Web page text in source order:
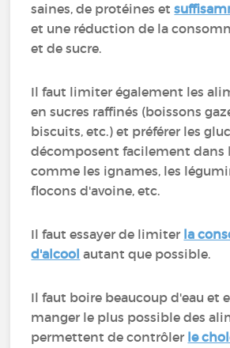
saines, de protéines et
et une réduction de la
et de sucre.
Il faut limiter également les
en sucres raffinés (boissons
biscuits, etc.) et préférer les
décomposent facilement dans
comme les ignames, les
flocons d'avoine, etc.
Il faut essayer de limiter la
d'alcool autant que possible.
Il faut boire beaucoup d'eau et
manger le plus possible des
permettent de contrôler le